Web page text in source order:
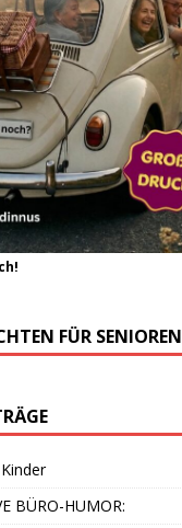
FÜR SENIOREN
BÜRO-HUMOR: